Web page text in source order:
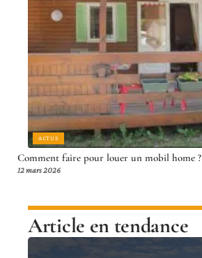
ACTUS
Comment faire pour louer un mobil home ?
12 mars 2026
Article en tendance